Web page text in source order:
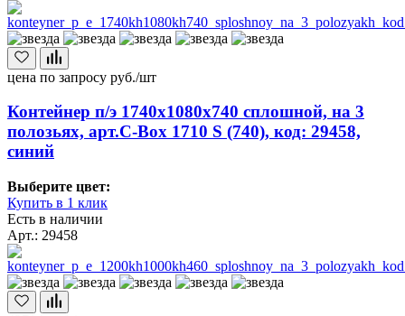
цена по запросу руб./шт
Контейнер п/э 1740х1080х740 сплошной, на 3
полозьях, арт.C-Box 1710 S (740), код: 29458,
синий
Выберите цвет:
Купить в 1 клик
Есть в наличии
Арт.: 29458